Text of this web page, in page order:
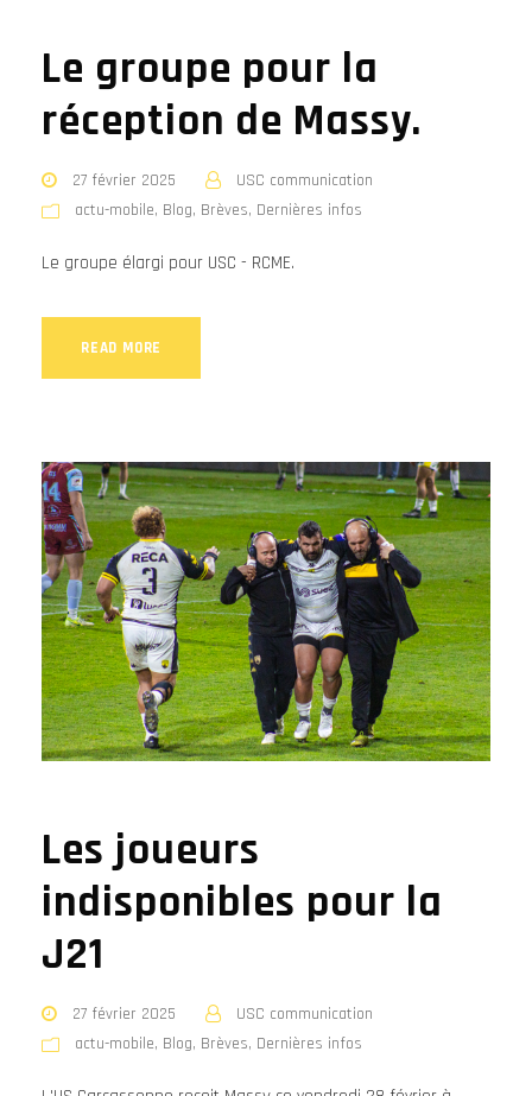
Le groupe pour la
réception de Massy.
27 février 2025
USC communication
actu-mobile, Blog, Brèves, Dernières infos
Le groupe élargi pour USC - RCME.
READ MORE
Les joueurs
indisponibles pour la
J21
27 février 2025
USC communication
actu-mobile, Blog, Brèves, Dernières infos